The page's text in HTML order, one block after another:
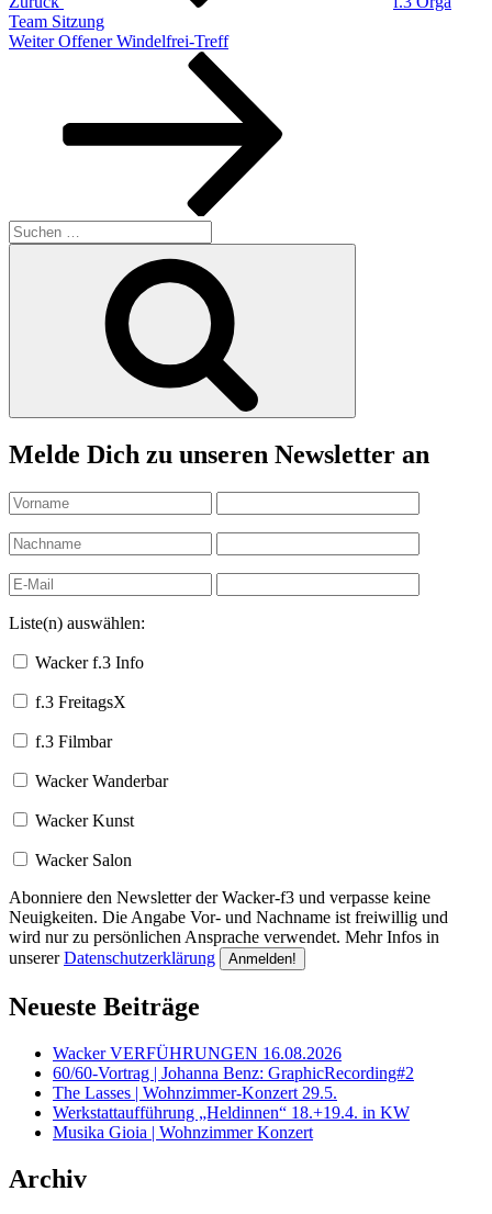
Team Sitzung
Nächster
Weiter Offener Windelfrei-Treff
Suchen
nach:
Melde Dich zu unseren Newsletter an
Liste(n) auswählen:
Wacker f.3 Info
f.3 FreitagsX
f.3 Filmbar
Wacker Wanderbar
Wacker Kunst
Wacker Salon
Abonniere den Newsletter der Wacker-f3 und verpasse keine
Neuigkeiten. Die Angabe Vor- und Nachname ist freiwillig und
wird nur zu persönlichen Ansprache verwendet. Mehr Infos in
unsererDatenschutzerklärung
Neueste Beiträge
Wacker VERFÜHRUNGEN 16.08.2026
60/60-Vortrag | Johanna Benz: GraphicRecording#2
The Lasses | Wohnzimmer-Konzert 29.5.
Werkstattaufführung „Heldinnen“ 18.+19.4. in KW
Musika Gioia | Wohnzimmer Konzert
Archiv